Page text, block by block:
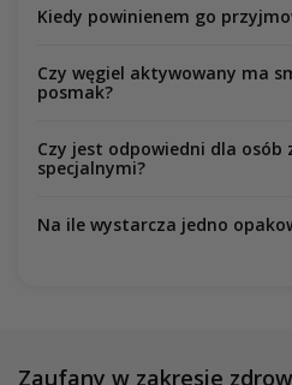
Kiedy powinienem go
Czy węgiel aktywowany ma
posmak?
Czy jest odpowiedni dla osób
specjalnymi?
Na ile wystarcza jedno
Zaufany w zakresie